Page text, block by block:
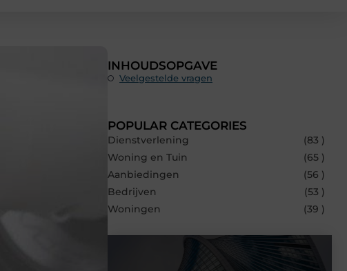
INHOUDSOPGAVE
Veelgestelde vragen
POPULAR CATEGORIES
Dienstverlening
(83 )
Woning en Tuin
(65 )
Aanbiedingen
(56 )
Bedrijven
(53 )
Woningen
(39 )